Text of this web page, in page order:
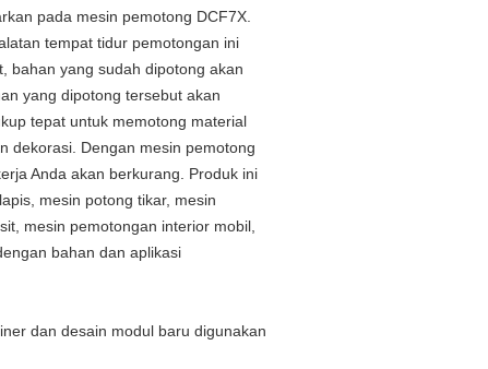
pada mesin pemotong DCF7X.
tempat tidur pemotongan ini
bahan yang sudah dipotong akan
yang dipotong tersebut akan
tepat untuk memotong material
dekorasi. Dengan mesin pemotong
Anda akan berkurang. Produk ini
mesin potong tikar, mesin
mesin pemotongan interior mobil,
bahan dan aplikasi
dan desain modul baru digunakan